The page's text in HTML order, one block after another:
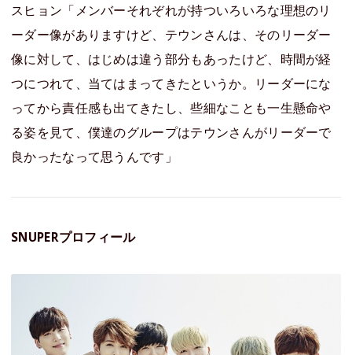
スヒョン「メンバーそれぞれが持ついろいろな理想のリ
ーダー像がありますけど、テウンさんは、そのリーダー
像に対して、はじめは違う部分もあったけど、時間が経
つにつれて、当てはまってきたというか。リーダーにな
ってから責任感も出てきたし、些細なことも一生懸命や
る姿を見て、僕達のグループはテウンさんがリーダーで
良かったなって思うんです」
SNUPERプロフィール